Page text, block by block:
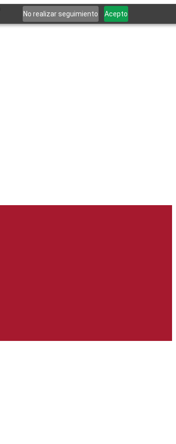
No realizar seguimiento Acepto